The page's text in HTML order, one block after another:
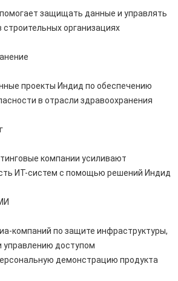
защищать данные и управлять
строительных организациях
проекты Индид по обеспечению
в отрасли здравоохранения
компании усиливают
ИТ-систем с помощью решений Индид
компаний по защите инфраструктуры,
управлению доступом
демонстрацию продукта